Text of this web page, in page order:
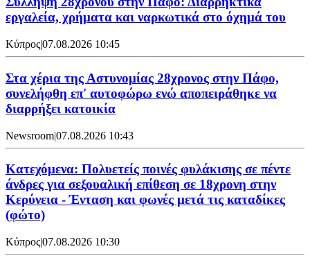
εργαλεία, χρήματα και ναρκωτικά στο όχημά του
Κύπρος|07.08.2026 10:45
Στα χέρια της Αστυνομίας 28χρονος στην Πάφο,
συνελήφθη επ' αυτοφώρω ενώ αποπειράθηκε να
διαρρήξει κατοικία
Newsroom|07.08.2026 10:43
Κατεχόμενα: Πολυετείς ποινές φυλάκισης σε πέντε
άνδρες για σεξουαλική επίθεση σε 18χρονη στην
Κερύνεια - Ένταση και φωνές μετά τις καταδίκες
(φώτο)
Κύπρος|07.08.2026 10:30